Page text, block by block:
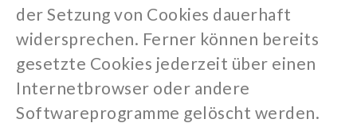
der Setzung von Cookies dauerhaft
widersprechen. Ferner können bereits
gesetzte Cookies jederzeit über einen
Internetbrowser oder andere
Softwareprogramme gelöscht werden.